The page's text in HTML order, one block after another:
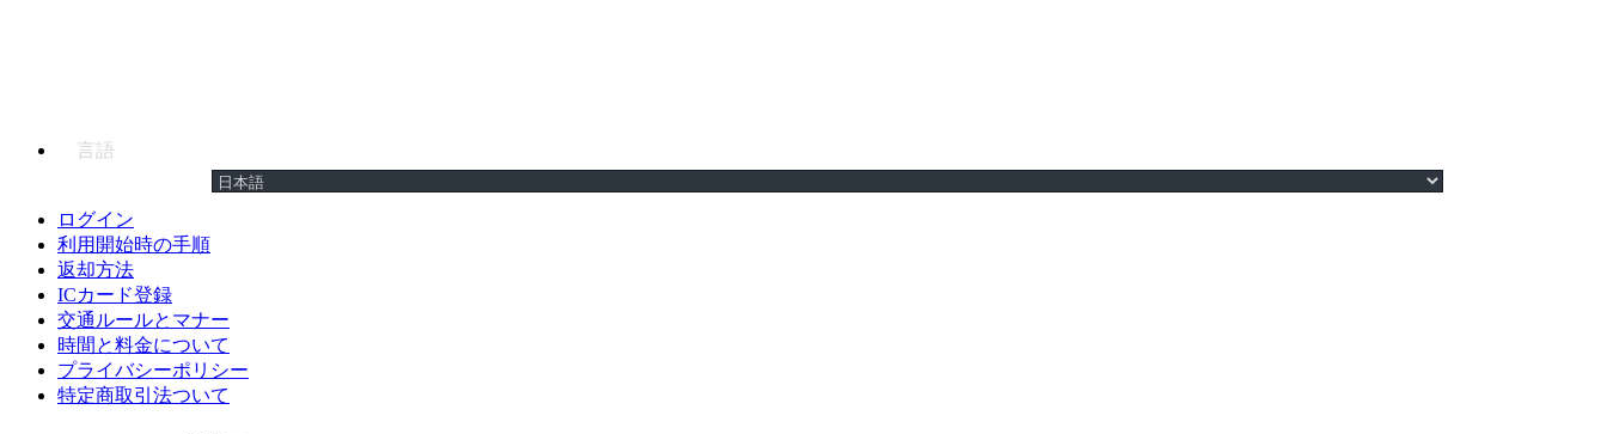
言語
ログイン
利用開始時の手順
返却方法
ICカード登録
交通ルールとマナー
時間と料金について
プライバシーポリシー
特定商取引法ついて